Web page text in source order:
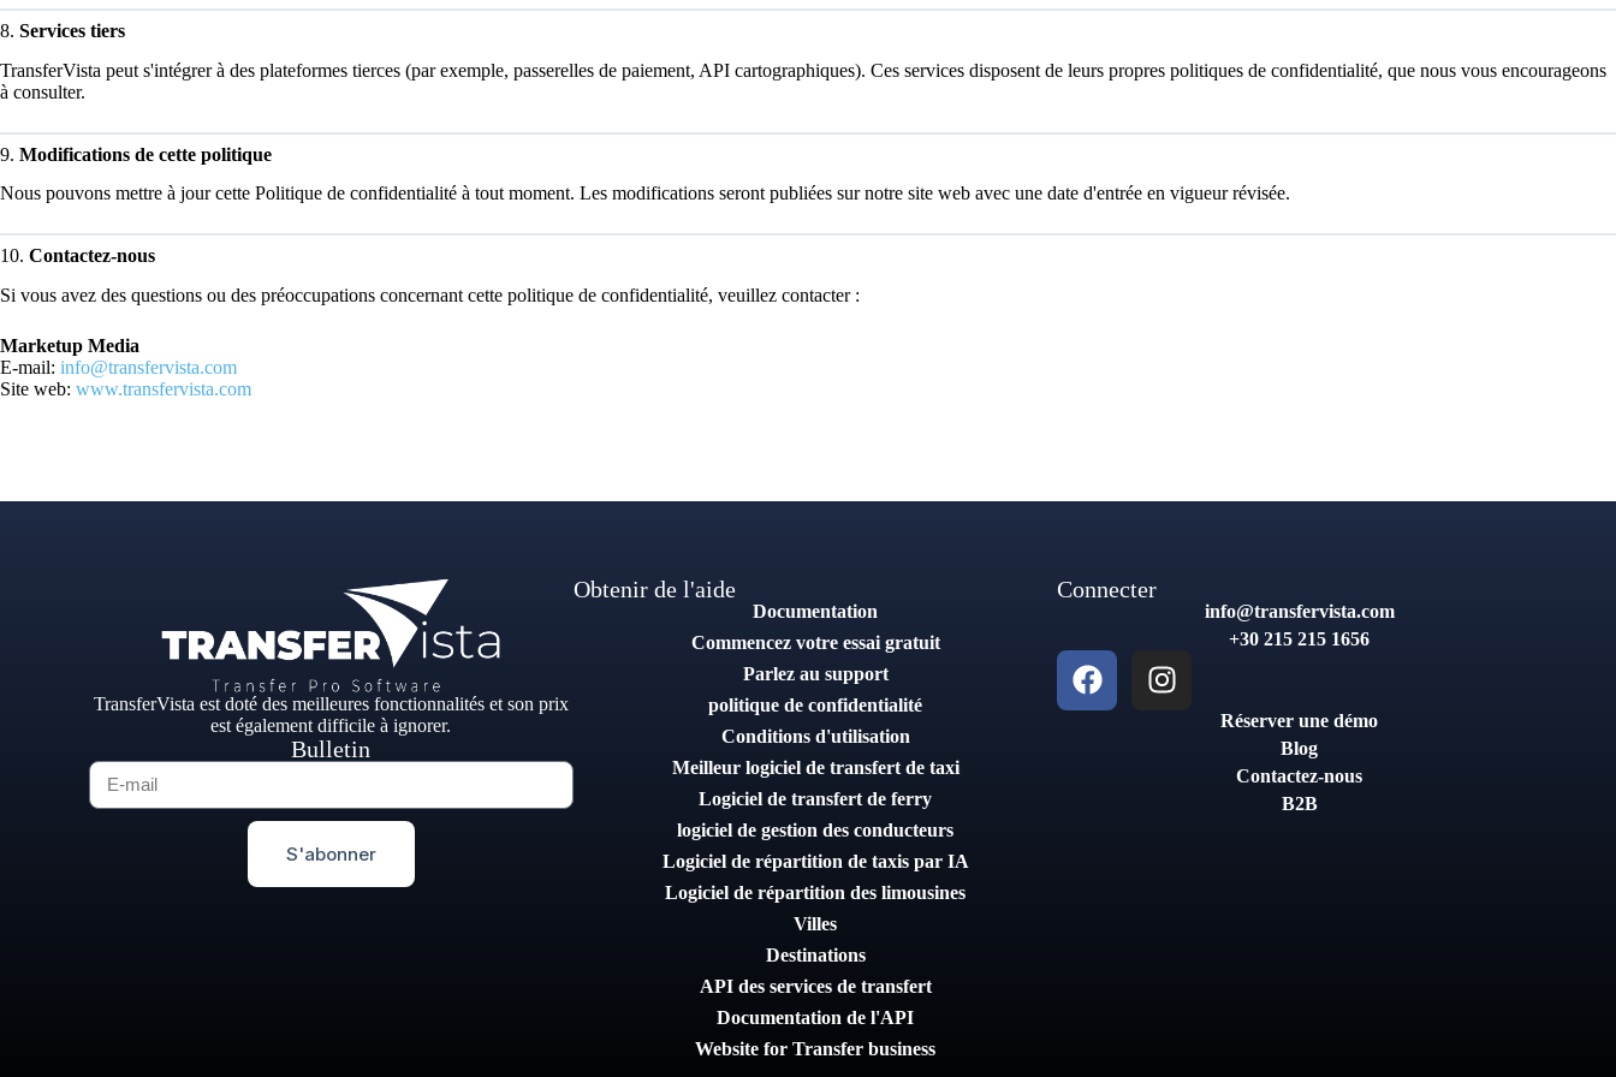
8. Services tiers
TransferVista peut s'intégrer à des plateformes tierces (par exemple, passerelles de paiement, API cartographiques). Ces services disposent de leurs propres politiques de confidentialité, que nous vous encourageons
à consulter.
9. Modifications de cette politique
Nous pouvons mettre à jour cette Politique de confidentialité à tout moment. Les modifications seront publiées sur notre site web avec une date d'entrée en vigueur révisée.
10. Contactez-nous
Si vous avez des questions ou des préoccupations concernant cette politique de confidentialité, veuillez contacter :
Marketup Media
E-mail: info@transfervista.com
Site web: www.transfervista.com
TransferVista est doté des meilleures fonctionnalités et son prix
est également difficile à ignorer.
Bulletin
S'abonner
Obtenir de l'aide
Documentation
Commencez votre essai gratuit
Parlez au support
politique de confidentialité
Conditions d'utilisation
Meilleur logiciel de transfert de taxi
Logiciel de transfert de ferry
logiciel de gestion des conducteurs
Logiciel de répartition de taxis par IA
Logiciel de répartition des limousines
Villes
Destinations
API des services de transfert
Documentation de l'API
Website for Transfer business
Connecter
info@transfervista.com
+30 215 215 1656
Réserver une démo
Blog
Contactez-nous
B2B